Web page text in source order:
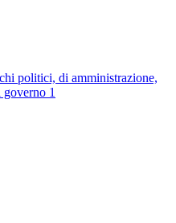
politici, di amministrazione,
governo 1